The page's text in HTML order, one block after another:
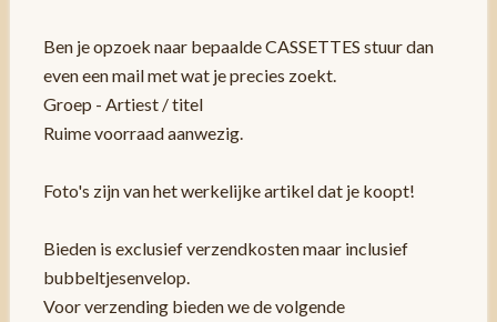
Ben je opzoek naar bepaalde CASSETTES stuur dan
even een mail met wat je precies zoekt.
Groep - Artiest / titel
Ruime voorraad aanwezig.
Foto's zijn van het werkelijke artikel dat je koopt!
Bieden is exclusief verzendkosten maar inclusief
bubbeltjesenvelop.
Voor verzending bieden we de volgende